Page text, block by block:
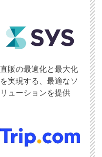
直販の最適化と最大化
を実現する、最適なソ
リューションを提供